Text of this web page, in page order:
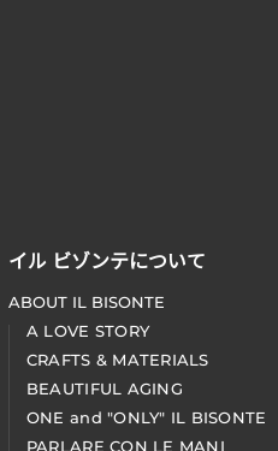
イル ビゾンテについて
ABOUT IL BISONTE
A LOVE STORY
CRAFTS & MATERIALS
BEAUTIFUL AGING
ONE and "ONLY" IL BISONTE
PARLARE CON LE MANI